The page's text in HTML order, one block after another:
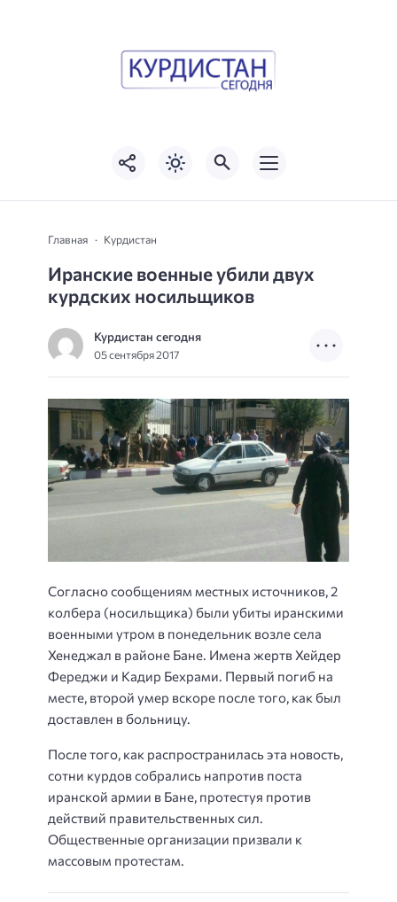
Главная Курдистан
Иранские военные убили двух
курдских носильщиков
Курдистан сегодня
05 сентября 2017
Согласно сообщениям местных источников, 2
колбера (носильщика) были убиты иранскими
военными утром в понедельник возле села
Хенеджал в районе Бане. Имена жертв Хейдер
Фереджи и Кадир Бехрами. Первый погиб на
месте, второй умер вскоре после того, как был
доставлен в больницу.
После того, как распространилась эта новость,
сотни курдов собрались напротив поста
иранской армии в Бане, протестуя против
действий правительственных сил.
Общественные организации призвали к
массовым протестам.